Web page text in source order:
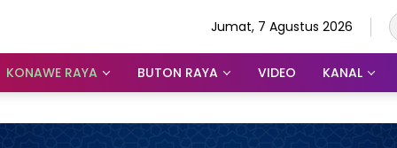
Jumat, 7 Agustus 2026
KONAWE RAYA BUTON RAYA VIDEO KANAL